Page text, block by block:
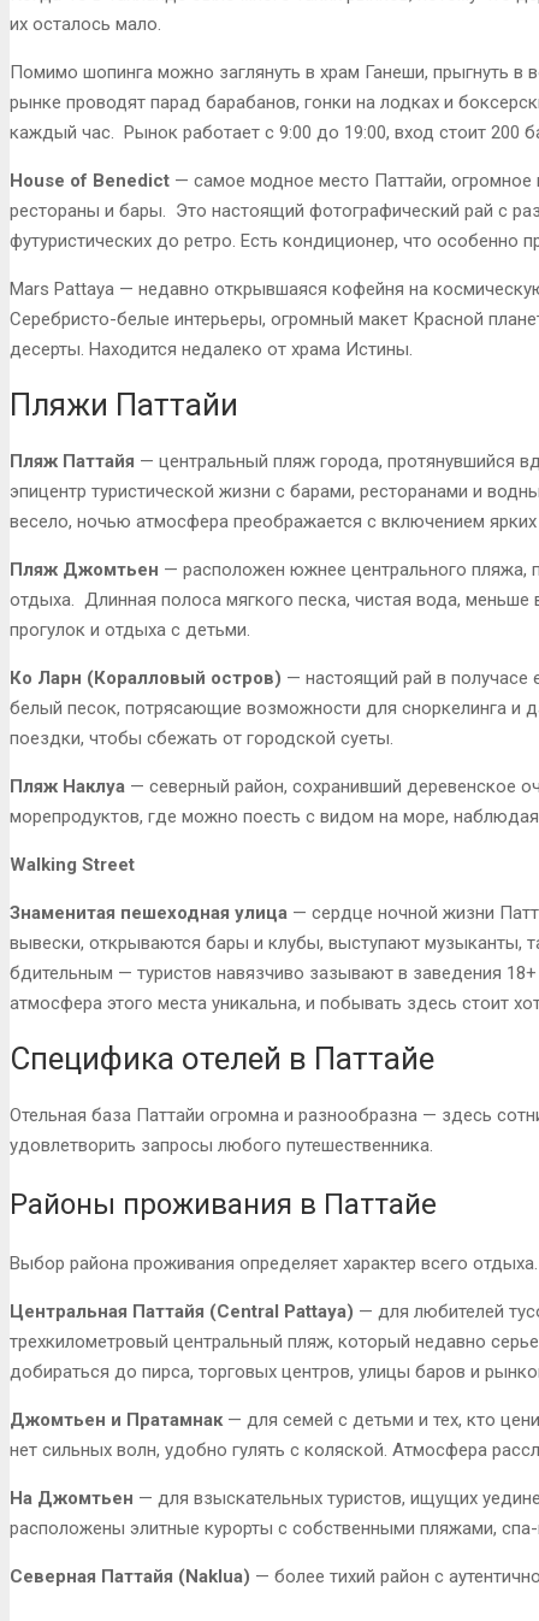
их осталось мало.
Помимо шопинга можно заглянуть в храм Ганеши, прыгнуть в
рынке проводят парад барабанов, гонки на лодках и
каждый час. Рынок работает с 9:00 до 19:00, вход стоит 200
House of Benedict — самое модное место Паттайи,
рестораны и бары. Это настоящий фотографический рай с
футуристических до ретро. Есть кондиционер, что особенно
Mars Pattaya — недавно открывшаяся кофейня на
Серебристо-белые интерьеры, огромный макет Красной
десерты. Находится недалеко от храма Истины.
Пляжи Паттайи
Пляж Паттайя — центральный пляж города, протянувшийся
эпицентр туристической жизни с барами, ресторанами и
весело, ночью атмосфера преображается с включением
Пляж Джомтьен — расположен южнее центрального пляжа,
отдыха. Длинная полоса мягкого песка, чистая вода,
прогулок и отдыха с детьми.
Ко Ларн (Коралловый остров) — настоящий рай в
белый песок, потрясающие возможности для сноркелинга и
поездки, чтобы сбежать от городской суеты.
Пляж Наклуа — северный район, сохранивший деревенское
морепродуктов, где можно поесть с видом на море,
Walking Street
Знаменитая пешеходная улица — сердце ночной жизни
вывески, открываются бары и клубы, выступают музыканты,
бдительным — туристов навязчиво зазывают в заведения
атмосфера этого места уникальна, и побывать здесь стоит
Специфика отелей в Паттайе
Отельная база Паттайи огромна и разнообразна — здесь
удовлетворить запросы любого путешественника.
Районы проживания в Паттайе
Выбор района проживания определяет характер всего отдыха.
Центральная Паттайя (Central Pattaya) — для любителей
трехкилометровый центральный пляж, который недавно
добираться до пирса, торговых центров, улицы баров и
Джомтьен и Пратамнак— для семей с детьми и тех, кто
нет сильных волн, удобно гулять с коляской. Атмосфера
На Джомтьен — для взыскательных туристов, ищущих
расположены элитные курорты с собственными пляжами,
Северная Паттайя (Naklua) — более тихий район с